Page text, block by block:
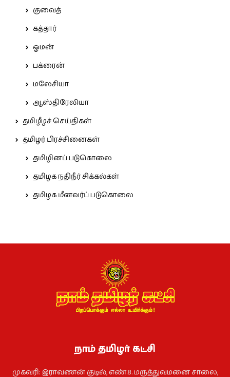
குவைத்
கத்தார்
ஓமன்
பக்ரைன்
மலேசியா
ஆஸ்திரேலியா
தமிழீழச் செய்திகள்
தமிழர் பிரச்சினைகள்
தமிழினப் படுகொலை
தமிழக நதிநீர் சிக்கல்கள்
தமிழக மீனவர்ப் படுகொலை
நாம் தமிழர் கட்சி
முகவரி: இராவணன் குடில், எண்.8. மருத்துவமனை சாலை,